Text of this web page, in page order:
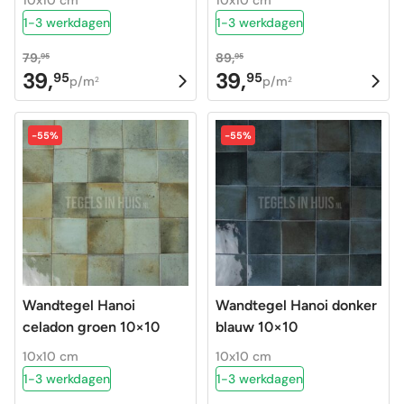
1-3 werkdagen
79,95
Oorspronkelijke
prijs
was:
79,95.
39,95
Huidige
prijs
is:
39,95.
p/m2
1-3 werkdagen
89,95
Oorspronkelijke
prijs
was:
89,95.
39,95
Huidige
prijs
is:
39,95.
p/m2
-55%
Wandtegel Hanoi
celadon groen 10×10
10x10 cm
1-3 werkdagen
-55%
Wandtegel Hanoi donker
blauw 10×10
10x10 cm
1-3 werkdagen